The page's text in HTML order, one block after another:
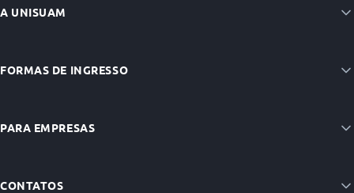
A UNISUAM
FORMAS DE INGRESSO
PARA EMPRESAS
CONTATOS